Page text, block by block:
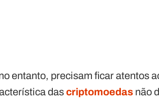
entanto, precisam ficar atentos
dascriptomoedas não